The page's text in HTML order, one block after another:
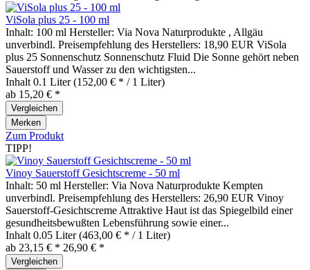
ViSola plus 25 - 100 ml
Inhalt: 100 ml Hersteller: Via Nova Naturprodukte , Allgäu
unverbindl. Preisempfehlung des Herstellers: 18,90 EUR ViSola
plus 25 Sonnenschutz Sonnenschutz Fluid Die Sonne gehört neben
Sauerstoff und Wasser zu den wichtigsten...
Inhalt 0.1 Liter(152,00 € * / 1 Liter)
ab 15,20 € *
Vergleichen
Merken
Zum Produkt
TIPP!
Vinoy Sauerstoff Gesichtscreme - 50 ml
Inhalt: 50 ml Hersteller: Via Nova Naturprodukte Kempten
unverbindl. Preisempfehlung des Herstellers: 26,90 EUR Vinoy
Sauerstoff-Gesichtscreme Attraktive Haut ist das Spiegelbild einer
gesundheitsbewußten Lebensführung sowie einer...
Inhalt 0.05 Liter(463,00 € * / 1 Liter)
ab 23,15 € * 26,90 € *
Vergleichen